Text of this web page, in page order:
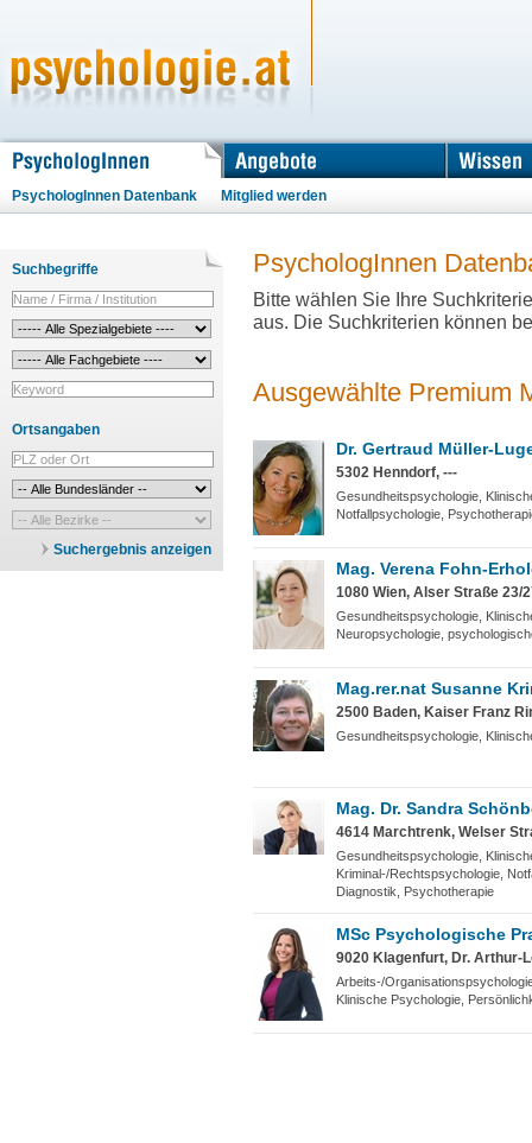
PsychologInnen Datenbank Mitglied werden
Suchbegriffe
Ortsangaben
Suchergebnis anzeigen
PsychologInnen
Bitte wählen Sie Ihre
aus. Die Suchkriterien können
Ausgewählte Premium
Dr. Gertraud Müller-
5302 Henndorf, ---
Gesundheitspsychologie,
Notfallpsychologie,
Mag. Verena Fohn-
1080 Wien, Alser Straße 23/
Gesundheitspsychologie,
Neuropsychologie,
Mag.rer.nat Susanne
2500 Baden, Kaiser Franz
Gesundheitspsychologie,
Mag. Dr. Sandra
4614 Marchtrenk, Welser
Gesundheitspsychologie,
Kriminal-/Rechtspsychologie,
Diagnostik, Psychotherapie
MSc Psychologische
9020 Klagenfurt, Dr. Arthur-
Arbeits-/
Klinische Psychologie,